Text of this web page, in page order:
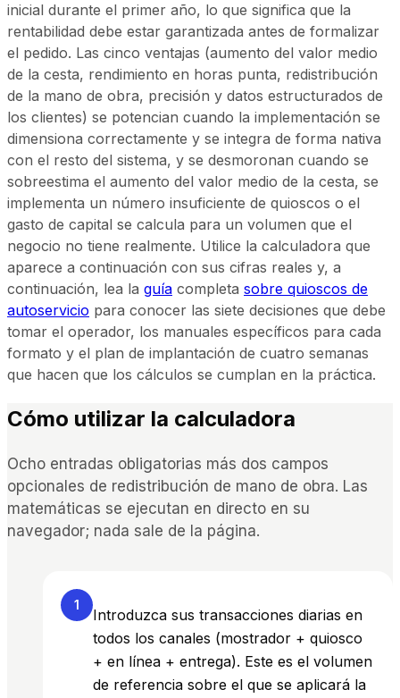
inicial durante el primer año, lo que significa que la
rentabilidad debe estar garantizada antes de formalizar
el pedido. Las cinco ventajas (aumento del valor medio
de la cesta, rendimiento en horas punta, redistribución
de la mano de obra, precisión y datos estructurados de
los clientes) se potencian cuando la implementación se
dimensiona correctamente y se integra de forma nativa
con el resto del sistema, y se desmoronan cuando se
sobreestima el aumento del valor medio de la cesta, se
implementa un número insuficiente de quioscos o el
gasto de capital se calcula para un volumen que el
negocio no tiene realmente. Utilice la calculadora que
aparece a continuación con sus cifras reales y, a
continuación, lea la guía completa sobre quioscos de
autoservicio para conocer las siete decisiones que debe
tomar el operador, los manuales específicos para cada
formato y el plan de implantación de cuatro semanas
que hacen que los cálculos se cumplan en la práctica.
Cómo utilizar la calculadora
Ocho entradas obligatorias más dos campos
opcionales de redistribución de mano de obra. Las
matemáticas se ejecutan en directo en su
navegador; nada sale de la página.
1
Introduzca sus transacciones diarias en
todos los canales (mostrador + quiosco
+ en línea + entrega). Este es el volumen
de referencia sobre el que se aplicará la